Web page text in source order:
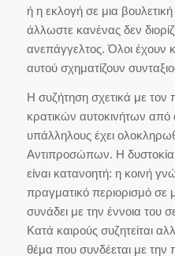
ή η εκλογή σε μια
άλλωστε κανένας δεν
ανεπάγγελτος. Όλοι έχουν
αυτού σχηματίζουν
Η συζήτηση σχετικά με τον
κρατικών αυτοκινήτων
υπάλληλους έχει
Αντιπροσώπων. Η
είναι κατανοητή: η κοινή
πραγματικό περιορισμό σε
συνάδει με την έννοια του
Κατά καιρούς συζητείται
θέμα που συνδέεται με την